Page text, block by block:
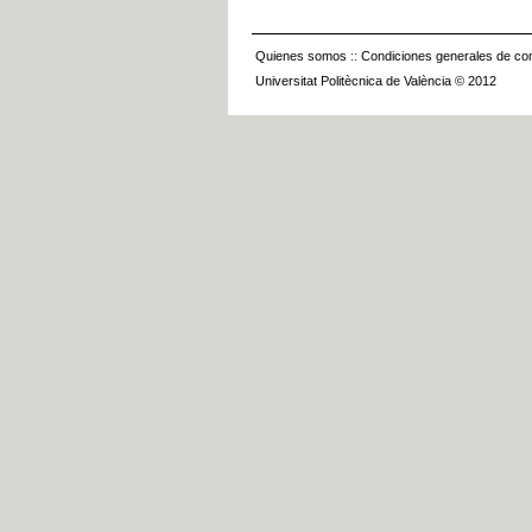
Quienes somos :: Condiciones generales de
Universitat Politècnica de València © 2012